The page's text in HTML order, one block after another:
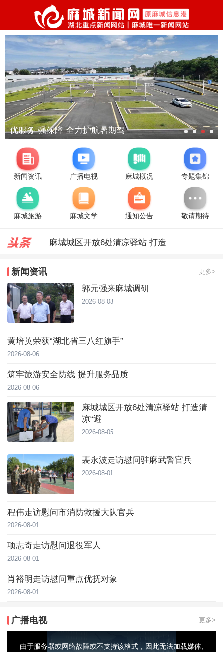
优服务 强保障 全力护航暑期驾
新闻资讯 广播电视 麻城概况 专题集锦
麻城旅游 麻城文学 通知公告 敬请期待
麻城城区开放6处清凉驿站 打造
台风靠近！直冲40℃，黄冈高温预
新闻资讯 更多>
郭元强来麻城调研
2026-08-08
黄培英荣获“湖北省三八红旗手”
2026-08-06
筑牢旅游安全防线 提升服务品质
2026-08-06
麻城城区开放6处清凉驿站 打造清
凉“避
2026-08-05
裴永波走访慰问驻麻武警官兵
2026-08-01
程伟走访慰问市消防救援大队官兵
2026-08-01
项志奇走访慰问退役军人
2026-08-01
肖裕明走访慰问重点优抚对象
2026-08-01
广播电视 更多>
modal由于服务器或网络故障或不支持该格式，因此无法加载媒体,